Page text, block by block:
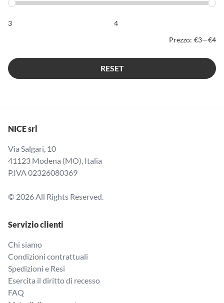
Prezzo: €3—€4
RESET
NICE srl
Via Salgari, 10
41123 Modena (MO), Italia
P.IVA 02326080369
© 2026 All Rights Reserved.
Servizio clienti
Chi siamo
Condizioni contrattuali
Spedizioni e Resi
Esercita il diritto di recesso
FAQ